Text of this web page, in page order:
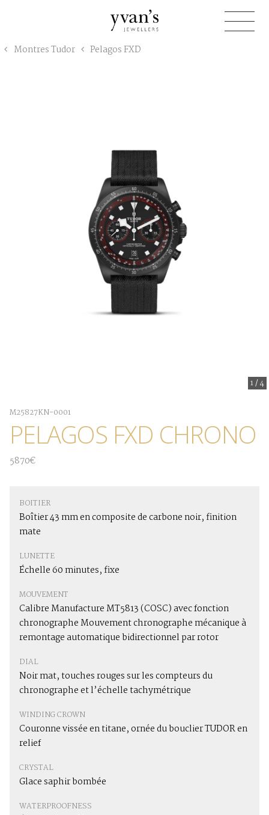
Jewellers
Montres Tudor Pelagos FXD
1/4
M25827KN-0001
PELAGOS FXD CHRONO
5870€
BOITIER
Boîtier 43 mm en composite de carbone noir, finition
mate
LUNETTE
Échelle 60 minutes, fixe
MOUVEMENT
Calibre Manufacture MT5813 (COSC) avec fonction
chronographe Mouvement chronographe mécanique à
remontage automatique bidirectionnel par rotor
DIAL
Noir mat, touches rouges sur les compteurs du
chronographe et l’échelle tachymétrique
WINDING CROWN
Couronne vissée en titane, ornée du bouclier TUDOR en
relief
CRYSTAL
Glace saphir bombée
WATERPROOFNESS